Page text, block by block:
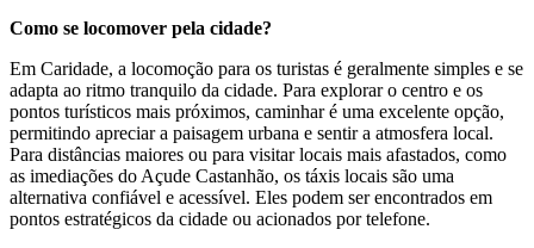
Como se locomover pela cidade?
Em Caridade, a locomoção para os turistas é geralmente simples e se
adapta ao ritmo tranquilo da cidade. Para explorar o centro e os
pontos turísticos mais próximos, caminhar é uma excelente opção,
permitindo apreciar a paisagem urbana e sentir a atmosfera local.
Para distâncias maiores ou para visitar locais mais afastados, como
as imediações do Açude Castanhão, os táxis locais são uma
alternativa confiável e acessível. Eles podem ser encontrados em
pontos estratégicos da cidade ou acionados por telefone.